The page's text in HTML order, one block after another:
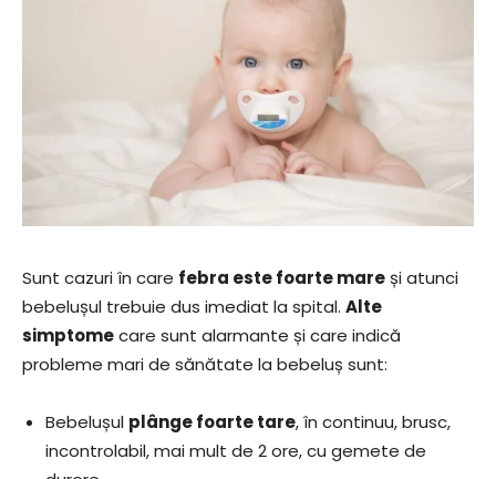
Sunt cazuri în care febra este foarte mareși atunci
bebelușul trebuie dus imediat la spital. Alte
simptomecare sunt alarmante și care indică
probleme mari de sănătate la bebeluș sunt:
Bebelușul plânge foarte tare, în continuu, brusc,
incontrolabil, mai mult de 2 ore, cu gemete de